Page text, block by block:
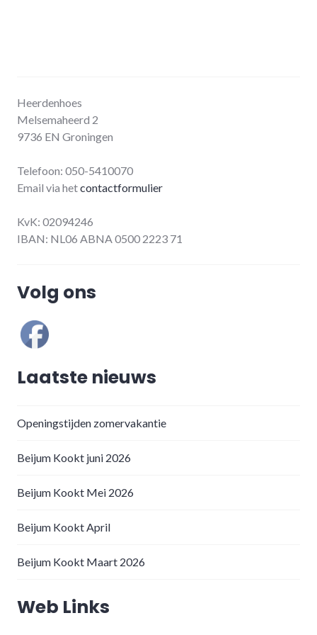
Heerdenhoes
Melsemaheerd 2
9736 EN Groningen
Telefoon: 050-5410070
Email via hetcontactformulier
KvK: 02094246
IBAN: NL06 ABNA 0500 2223 71
Volg ons
Laatste nieuws
Openingstijden zomervakantie
Beijum Kookt juni 2026
Beijum Kookt Mei 2026
Beijum Kookt April
Beijum Kookt Maart 2026
Web Links